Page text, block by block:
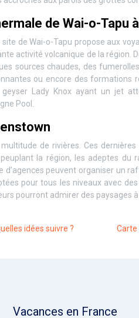
de Wai-o-Tapu
de Wai-o-Tapu propose aux
activité volcanique de la région.
sources chaudes, des
ou encore des formations
Lady Knox ayant un jet
Pool.
multitude de rivières. Ces
la région, les adeptes du
peuvent organiser un
pour tous les niveaux avec
pourront admirer des paysages à
idées suivre ? Carte
Vacances en France